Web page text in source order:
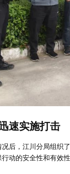
速实施打击
后，江川分局组织
动的安全性和有效